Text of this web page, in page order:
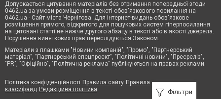
Фільтри
Допускається цитування матеріалів без отримання попередньої згоди
0462.ua за умови розміщення в тексті обов'язкового посилання на
0462.ua - Сайт міста Чернігова. Для інтернет-видань обов'язкове
розміщення прямого, відкритого для пошукових систем гіперпосилання
на цитовані статті не нижче другого абзацу в тексті або в якості джерела.
Порушення виняткових прав переслідується Законом.
Матеріали з плашками "Новини компаній", "Промо", "Партнерський
матеріал", "Партнерський спецпроєкт", "Політичні новини", "Пресреліз",
"PR", "Офіційно", "Політична реклама" публікуються на правах реклами.
Політика конфіденційності Правила сайту Правила
класифайд Редакційна політика